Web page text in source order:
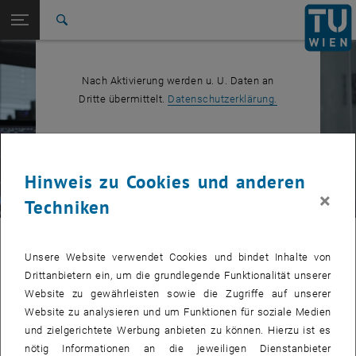
TU Login
Quicklinks
Quicklinks-Menü umschalten
Studium
Karriere
Zur 1. Menü Ebene
TU Wien
Zurück zur letzten Ebene:
M048/2020
Nach Aktivierung werden u. U. Daten an
Dritte übermittelt. Datenschutzerklärung.
Pulse Bursts
Scientists now create ultrashort laser pulses with durations in
femtoseconds or less, making them the shortest events ever
produced. This technology has revolutionized science, aiding our
Hinweis zu Cookies und anderen
Techniken
×
Unsere Website verwendet Cookies und bindet Inhalte von
Drittanbietern ein, um die grundlegende Funktionalität unserer
Website zu gewährleisten sowie die Zugriffe auf unserer
Website zu analysieren und um Funktionen für soziale Medien
und zielgerichtete Werbung anbieten zu können. Hierzu ist es
nötig Informationen an die jeweiligen Dienstanbieter